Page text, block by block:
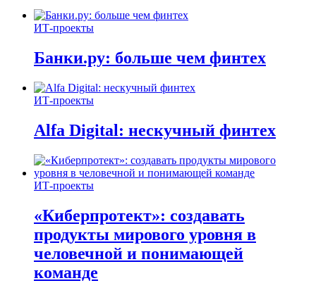
ИТ-проекты
Банки.ру: больше чем финтех
ИТ-проекты
Alfa Digital: нескучный финтех
ИТ-проекты
«Киберпротект»: создавать
продукты мирового уровня в
человечной и понимающей
команде